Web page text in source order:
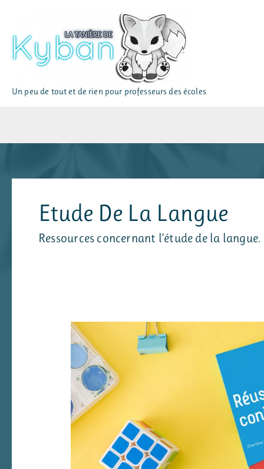
contenu
Un peu de tout et de rien pour professeurs des écoles
Etude De La Langue
Ressources concernant l’étude de la langue.